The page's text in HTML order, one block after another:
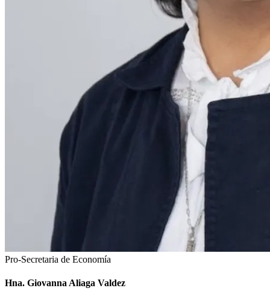
Pro-Secretaria de Economía
Hna. Giovanna Aliaga Valdez